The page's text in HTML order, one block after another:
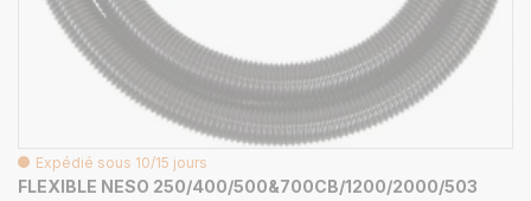
Expédié sous 10/15 jours
FLEXIBLE NESO 250/400/500&700CB/1200/2000/503